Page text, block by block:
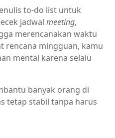
to-do list untuk
jadwal meeting,
merencanakan waktu
rencana mingguan, kamu
mental karena selalu
banyak orang di
tetap stabil tanpa harus